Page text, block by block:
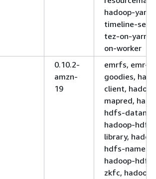
hadoop-yarn-
timeline-
tez-on-yarn,
on-worker
0.10.2-
amzn-
19
emrfs, emr-
goodies,
client,
mapred,
hdfs-
hadoop-hdfs-
library,
hdfs-
hadoop-hdfs-
zkfc, hadoop-